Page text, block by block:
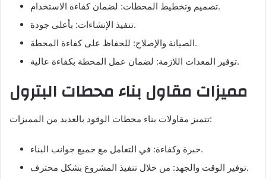
تصميم وتخطيط المحطات: لضمان كفاءة الاستخدام.
تنفيذ الإنشاءات: بأعلى جودة.
الصيانة والإصلاح: للحفاظ على كفاءة المحطة.
توفير المعدات اللازمة: لضمان عمل المحطة بكفاءة عالية.
مميزات مقاول بناء محطات البترول
تتميز مقاولات بناء محطات الوقود بالعديد من المميزات:
خبرة وكفاءة: في التعامل مع جميع جوانب البناء.
توفير الوقت والجهد: من خلال تنفيذ المشروع بشكل محترف.